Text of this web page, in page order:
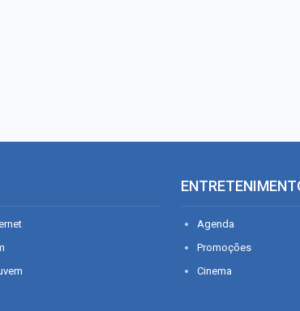
Agenda
Promoções
Cinema